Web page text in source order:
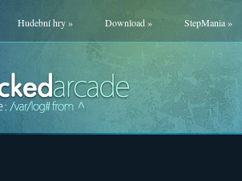
Hudební hry» Download» StepMania»